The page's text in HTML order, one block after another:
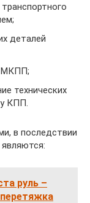
деталей
МКПП;
технических
КПП.
в последствии
руль –